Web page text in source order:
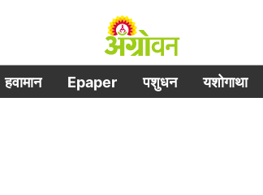
हवामान Epaper पशुधन यशोगाथा